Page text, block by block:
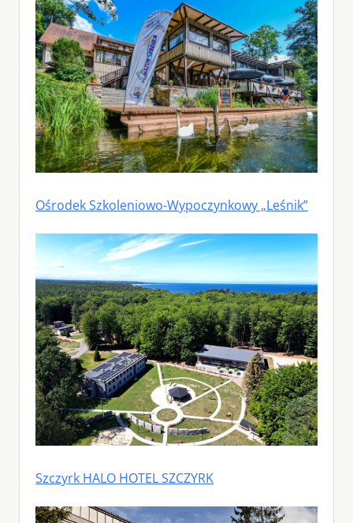
Ośrodek Szkoleniowo-Wypoczynkowy „Leśnik”
Szczyrk HALO HOTEL SZCZYRK